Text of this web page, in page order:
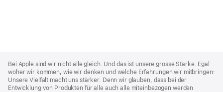
Footer
Bei Apple sind wir nicht alle gleich. Und das ist unsere grosse Stärke. Egal
woher wir kommen, wie wir denken und welche Erfahrungen wir mitbringen:
Unsere Vielfalt macht uns stärker. Denn wir glauben, dass bei der
Entwicklung von Produkten für alle auch alle miteinbezogen werden